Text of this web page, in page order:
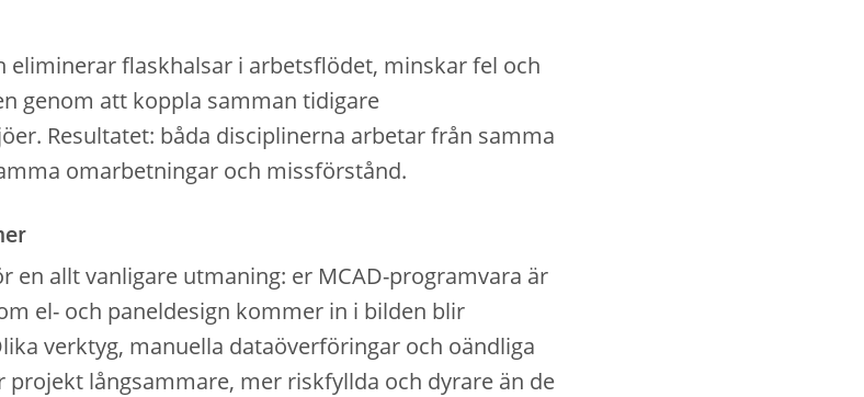
eliminerar flaskhalsar i arbetsflödet, minskar fel och
genom att koppla samman tidigare
Resultatet: båda disciplinerna arbetar från samma
omarbetningar och missförstånd.
en allt vanligare utmaning: er MCAD-programvara är
el- och paneldesign kommer in i bilden blir
verktyg, manuella dataöverföringar och oändliga
långsammare, mer riskfyllda och dyrare än de